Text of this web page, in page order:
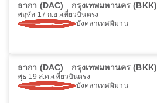
ธากา (DAC) กรุงเทพมหานคร (BKK)
พฤหัส 17 ก.ย. เที่ยวบินตรง
บังคลาเทศพิมาน
ธากา (DAC) กรุงเทพมหานคร (BKK)
พุธ 19 ส.ค. เที่ยวบินตรง
บังคลาเทศพิมาน